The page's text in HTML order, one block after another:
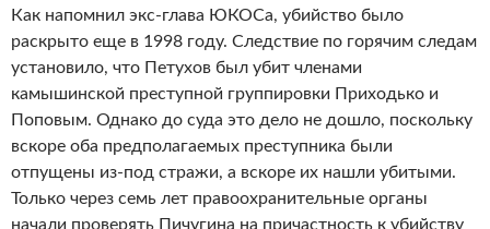
Как напомнил экс-глава ЮКОСа, убийство было
раскрыто еще в 1998 году. Следствие по горячим следам
установило, что Петухов был убит членами
камышинской преступной группировки Приходько и
Поповым. Однако до суда это дело не дошло, поскольку
вскоре оба предполагаемых преступника были
отпущены из-под стражи, а вскоре их нашли убитыми.
Только через семь лет правоохранительные органы
начали проверять Пичугина на причастность к убийству